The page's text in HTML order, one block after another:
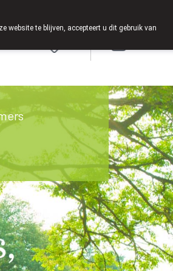
website te blijven, accepteert u dit gebruik van